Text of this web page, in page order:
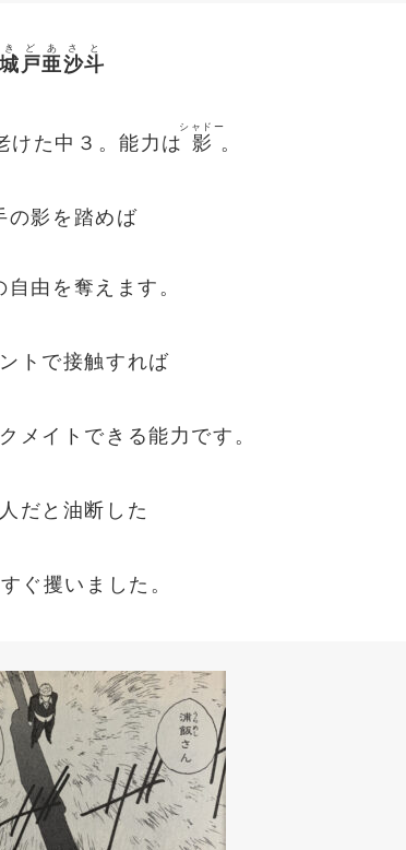
城戸亜沙斗
きどあさと
けた中３。能力は 影
シャドー
。
の影を踏めば
自由を奪えます。
トで接触すれば
メイトできる能力です。
だと油断した
ぐ攫いました。